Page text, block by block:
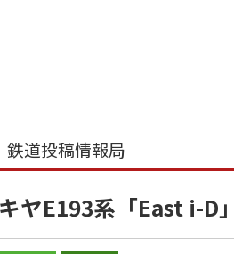
鉄道投稿情報局
キヤE193系「East i-D